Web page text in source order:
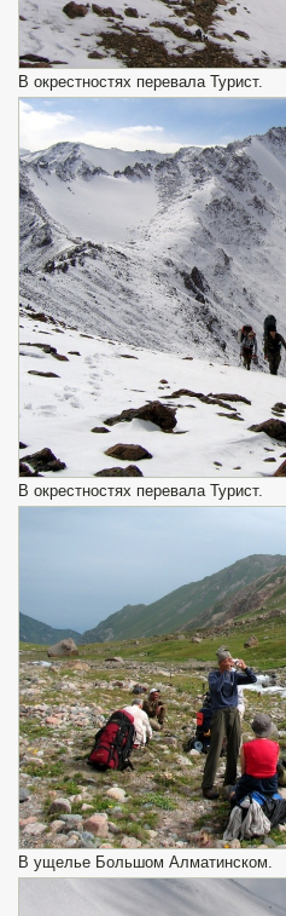
В окрестностях перевала Турист.
В окрестностях перевала Турист.
В ущелье Большом Алматинском.